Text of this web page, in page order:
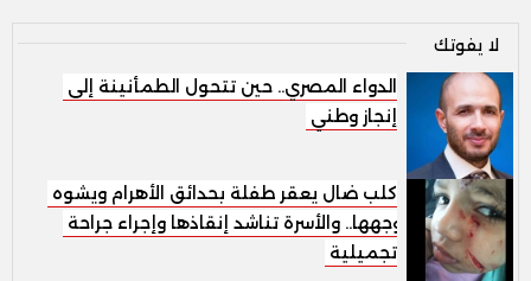
لا يفوتك
الدواء المصري.. حين تتحول الطمأنينة إلى
إنجاز وطني
كلب ضال يعقر طفلة بحدائق الأهرام ويشوه
وجهها.. والأسرة تناشد إنقاذها وإجراء جراحة
تجميلية